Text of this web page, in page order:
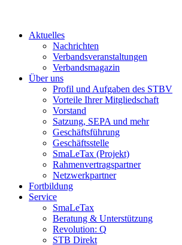
Aktuelles
Nachrichten
Verbandsveranstaltungen
Verbandsmagazin
Über uns
Profil und Aufgaben des STBV
Vorteile Ihrer Mitgliedschaft
Vorstand
Satzung, SEPA und mehr
Geschäftsführung
Geschäftsstelle
SmaLeTax (Projekt)
Rahmenvertragspartner
Netzwerkpartner
Fortbildung
Service
SmaLeTax
Beratung & Unterstützung
Revolution: Q
STB Direkt